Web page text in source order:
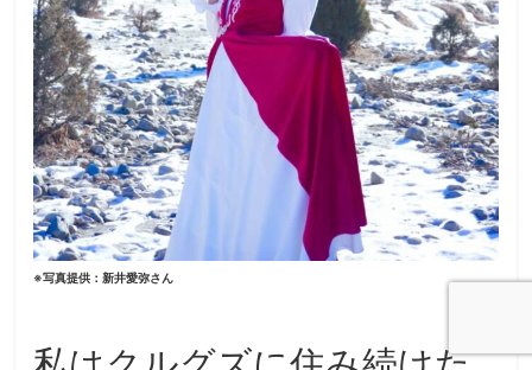
※写真提供：新井愛弥さん